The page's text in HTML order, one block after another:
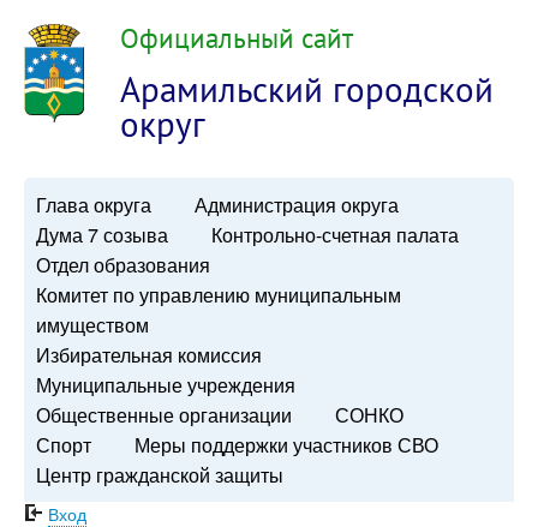
Официальный сайт
Арамильский городской
округ
Глава округа
Администрация округа
Дума 7 созыва
Контрольно-счетная палата
Отдел образования
Комитет по управлению муниципальным
имуществом
Избирательная комиссия
Муниципальные учреждения
Общественные организации
СОНКО
Спорт
Меры поддержки участников СВО
Центр гражданской защиты
Вход